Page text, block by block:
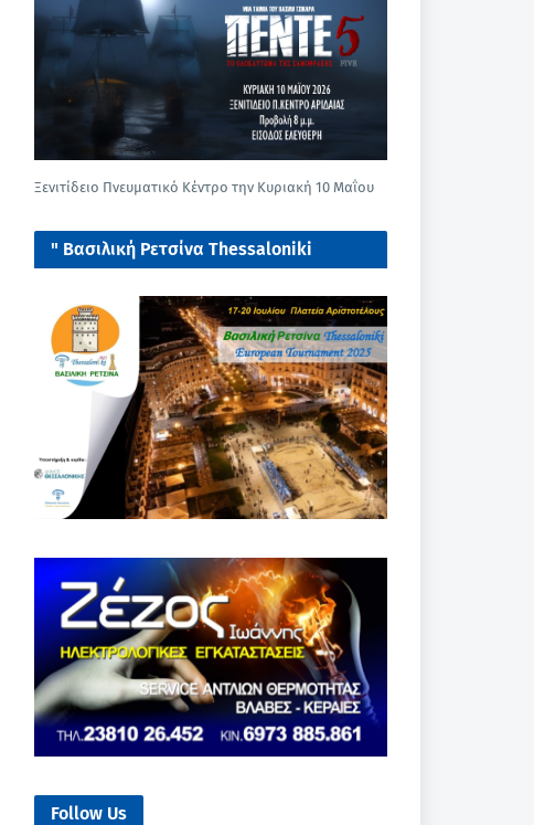
Ξενιτίδειο Πνευματικό Κέντρο την Κυριακή 10 Μαΐου
" Βασιλική Ρετσίνα Thessaloniki
Follow Us